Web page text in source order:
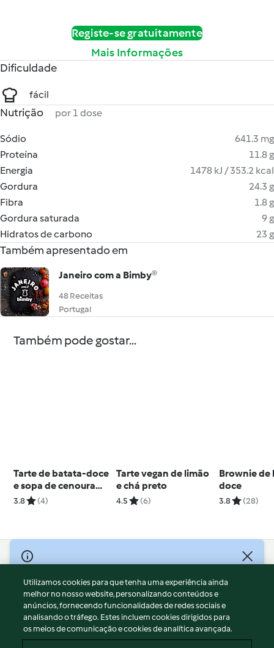
Registe-se gratuitamente
Mais Informações
Dificuldade
fácil
Nutrição por 1 dose
Sódio
641.3 mg
Proteína
11.8 g
Energia
1478 kJ / 353.2 kcal
Gordura
24.3 g
Fibra
1.8 g
Gordura saturada
9 g
Hidratos de carbono
23 g
Também apresentado em
Janeiro com a Bimby®
48 Receitas
Portugal
Também pode gostar...
Tarte de batata-doce
e sopa de cenoura
com coco e frango
3.8 (4)
Tarte vegan de limão
e chá preto
4.5 (6)
Brownie
doce
3.8 (28)
© Copyright 2026
Termos de Utilização
Aviso sobre Proteção de Dados
Aviso
Apoio legal
Utilizamos cookies para que tenha uma experiência ainda
melhor no nosso website, personalizando conteúdos e
anúncios, fornecendo funcionalidades de redes sociais e
analisando o tráfego. Estes incluem cookies dirigidos para
os meios de comunicação e cookies de analítica avançada.